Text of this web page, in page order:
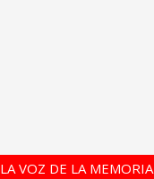
LA VOZ DE LA MEMORIA